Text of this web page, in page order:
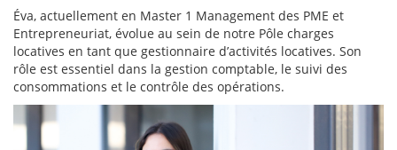
Éva, actuellement en Master 1 Management des PME et
Entrepreneuriat, évolue au sein de notre Pôle charges
locatives en tant que gestionnaire d’activités locatives. Son
rôle est essentiel dans la gestion comptable, le suivi des
consommations et le contrôle des opérations.